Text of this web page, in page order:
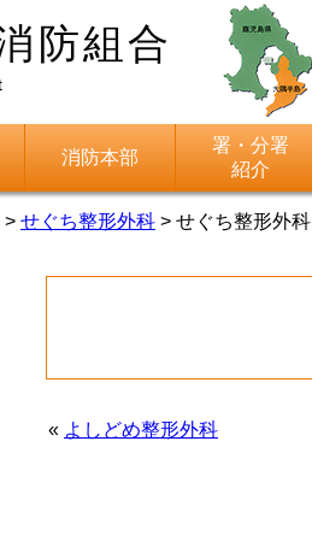
防組合
消防本部
署・分署
紹介
> せぐち整形外科 > せぐち整形外科
« よしどめ整形外科